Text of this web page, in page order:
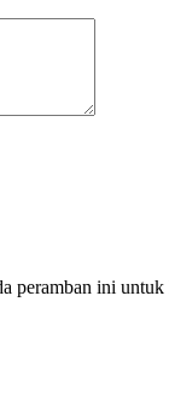
peramban ini